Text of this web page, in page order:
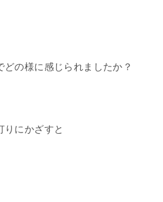
どの様に感じられましたか？
りにかざすと